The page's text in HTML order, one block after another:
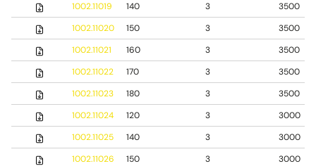
1002.11019
140 3
3500
1002.11020
150 3
3500
1002.11021
160 3
3500
1002.11022
170 3
3500
1002.11023
180 3
3500
1002.11024
120 3
3000
1002.11025
140 3
3000
1002.11026
150 3
3000